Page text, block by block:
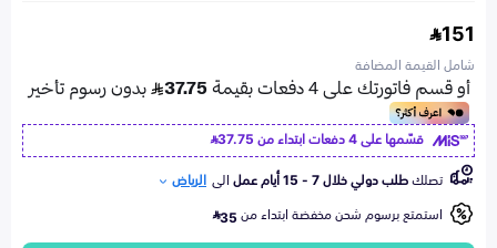
151
شامل القيمة المضافة
قسّمها على 4 دفعات ابتداء من
37.75
تصلكطلب دولي خلال 7 - 15 أيام عمل الى الرياض
استمتع برسوم شحن مخفضة ابتداء من35